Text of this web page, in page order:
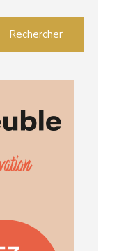
Rechercher